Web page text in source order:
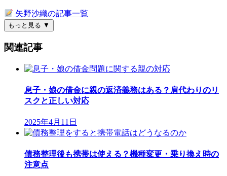
矢野沙織の記事一覧
もっと見る ▼
関連記事
息子・娘の借金に親の返済義務はある？肩代わりのリ
スクと正しい対応
2025年4月11日
債務整理後も携帯は使える？機種変更・乗り換え時の
注意点